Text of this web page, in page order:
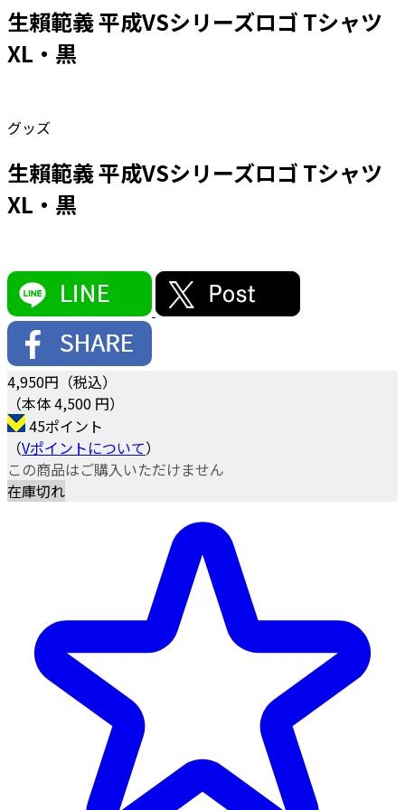
生賴範義 平成VSシリーズロゴ Tシャツ
XL・黒
グッズ
生賴範義 平成VSシリーズロゴ Tシャツ
XL・黒
4,950円（税込）
（本体 4,500 円）
45ポイント
（Vポイントについて）
この商品はご購入いただけません
在庫切れ